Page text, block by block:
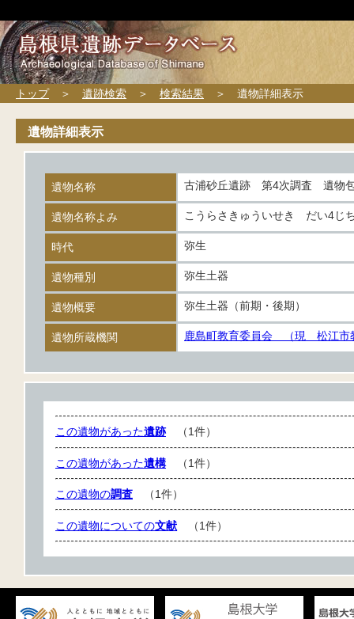
トップ＞ 遺跡検索 ＞ 検索結果 ＞ 遺物詳細表示
遺物詳細表示
遺物名称 古浦砂丘遺跡 第4次調査 遺物
遺物名称よみ こうらさきゅういせき だい4
時代 弥生
遺物種別 弥生土器
遺物概要 弥生土器（前期・後期）
遺物所蔵機関 鹿島町教育委員会 （現 松江市
この遺物があった遺跡（1件）
この遺物があった遺構（1件）
この遺物の調査 （1件）
この遺物についての文献 （1件）